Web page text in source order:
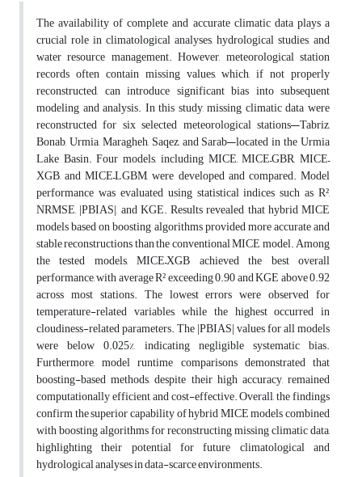
The availability of complete and accurate climatic data plays a
crucial role in climatological analyses, hydrological studies, and
water resource management. However, meteorological station
records often contain missing values, which, if not properly
reconstructed, can introduce significant bias into subsequent
modeling and analysis. In this study, missing climatic data were
reconstructed for six selected meteorological stations—Tabriz,
Bonab, Urmia, Maragheh, Saqez, and Sarab—located in the Urmia
Lake Basin. Four models, including MICE, MICE–GBR, MICE–
XGB, and MICE–LGBM, were developed and compared. Model
performance was evaluated using statistical indices such as R²,
NRMSE, |PBIAS|, and KGE. Results revealed that hybrid MICE
models based on boosting algorithms provided more accurate and
stable reconstructions than the conventional MICE model. Among
the tested models, MICE–XGB achieved the best overall
performance, with average R² exceeding 0.90 and KGE above 0.92
across most stations. The lowest errors were observed for
temperature-related variables, while the highest occurred in
cloudiness-related parameters. The |PBIAS| values for all models
were below 0.025%, indicating negligible systematic bias.
Furthermore, model runtime comparisons demonstrated that
boosting-based methods, despite their high accuracy, remained
computationally efficient and cost-effective. Overall, the findings
confirm the superior capability of hybrid MICE models combined
with boosting algorithms for reconstructing missing climatic data,
highlighting their potential for future climatological and
hydrological analyses in data-scarce environments.